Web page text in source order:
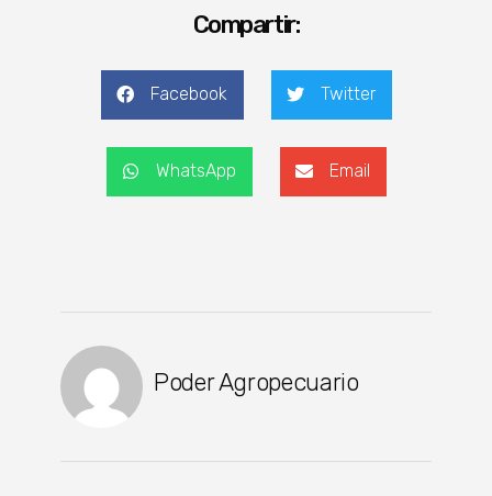
Compartir:
Facebook Twitter
WhatsApp Email
Poder Agropecuario